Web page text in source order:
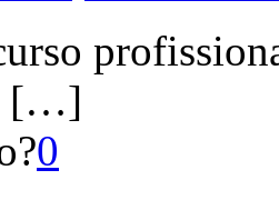
[…]
0